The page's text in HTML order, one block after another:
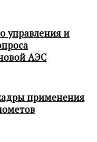
управления и
АЭС
применения